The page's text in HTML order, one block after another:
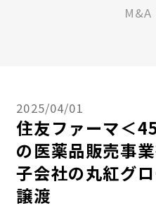
M&A
2025/04/01
住友ファーマ＜
の医薬品販売事
子会社の丸紅グ
譲渡